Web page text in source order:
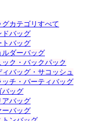
グカテゴリすべて
ドバッグ
トバッグ
ルダーバッグ
ック・バックパック
ィバッグ・サコッシュ
ッチ・パーティバッグ
バッグ
アバッグ
ーバッグ